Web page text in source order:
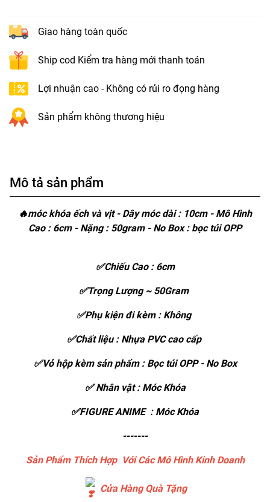
Giao hàng toàn quốc
Ship cod Kiểm tra hàng mới thanh toán
Lợi nhuận cao - Không có rủi ro đọng hàng
Sản phẩm không thương hiệu
Mô tả sản phẩm
🔥móc khóa ếch và vịt - Dây móc dài : 10cm - Mô Hình
Cao : 6cm - Nặng : 50gram - No Box : bọc túi OPP
✅Chiếu Cao : 6cm
✅Trọng Lượng ~ 50Gram
✅Phụ kiện đi kèm : Không
✅Chất liệu : Nhựa PVC cao cấp
✅Vỏ hộp kèm sản phẩm : Bọc túi OPP - No Box
✅ Nhân vật : Móc Khóa
✅FIGURE ANIME : Móc Khóa
-------
Sản Phẩm Thích Hợp Với Các Mô Hình Kinh Doanh
Cửa Hàng Quà Tặng